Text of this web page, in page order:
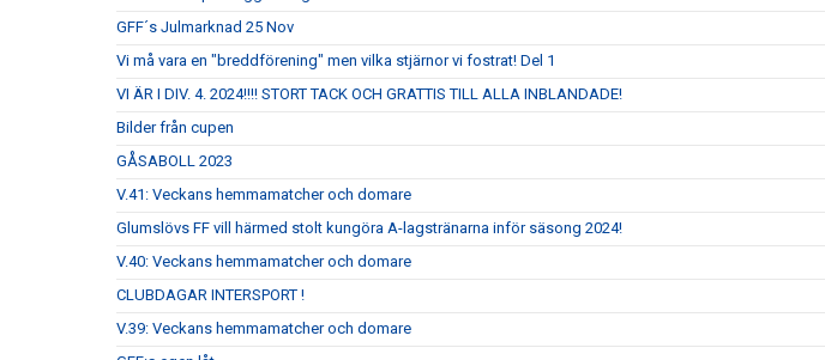
GFF´s Julmarknad 25 Nov
Vi må vara en "breddförening" men vilka stjärnor vi fostrat! Del 1
VI ÄR I DIV. 4. 2024!!!! STORT TACK OCH GRATTIS TILL ALLA INBLANDADE!
Bilder från cupen
GÅSABOLL 2023
V.41: Veckans hemmamatcher och domare
Glumslövs FF vill härmed stolt kungöra A-lagstränarna inför säsong 2024!
V.40: Veckans hemmamatcher och domare
CLUBDAGAR INTERSPORT !
V.39: Veckans hemmamatcher och domare